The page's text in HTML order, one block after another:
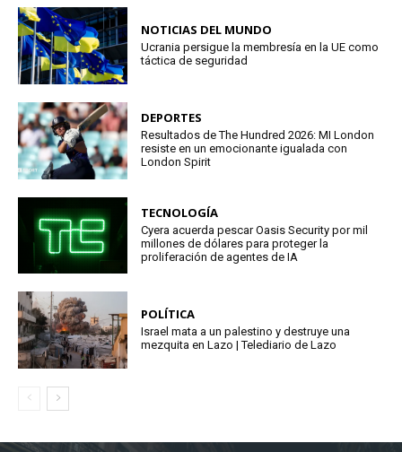
NOTICIAS DEL MUNDO
Ucrania persigue la membresía en la UE como
táctica de seguridad
DEPORTES
Resultados de The Hundred 2026: MI London
resiste en un emocionante igualada con
London Spirit
TECNOLOGÍA
Cyera acuerda pescar Oasis Security por mil
millones de dólares para proteger la
proliferación de agentes de IA
POLÍTICA
Israel mata a un palestino y destruye una
mezquita en Lazo | Telediario de Lazo